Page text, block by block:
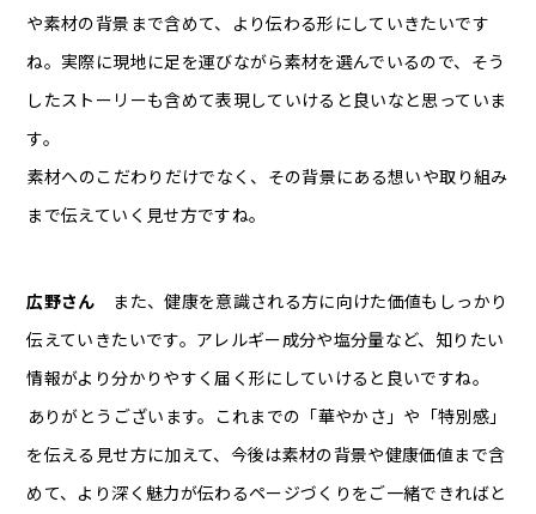
や素材の背景まで含めて、より伝わる形にしていきたいです
ね。実際に現地に足を運びながら素材を選んでいるので、そう
したストーリーも含めて表現していけると良いなと思っていま
す。
――素材へのこだわりだけでなく、その背景にある想いや取り組み
まで伝えていく見せ方ですね。
広野さん また、健康を意識される方に向けた価値もしっかり
伝えていきたいです。アレルギー成分や塩分量など、知りたい
情報がより分かりやすく届く形にしていけると良いですね。
――ありがとうございます。これまでの「華やかさ」や「特別感」
を伝える見せ方に加えて、今後は素材の背景や健康価値まで含
めて、より深く魅力が伝わるページづくりをご一緒できればと